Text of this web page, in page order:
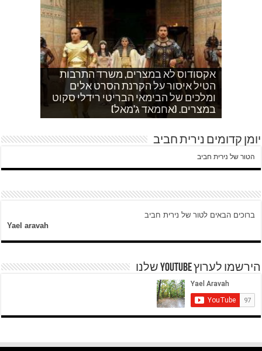
אקסודוס לא במצרים, משרד התרבות
הטיל איסור על הקרנת הסרט אלים
ומלכים של הבימאי הבריטי רידלי סקוט
במצרים. (אחמאד ג'מאל)
אחמד כותב על השאלה שעולה במצרים
לגבי הסכמי קמפ דויד
איך הפכתי לטרוריסט. עדות שסיפר לי
ח'אדר בבית לחם.
עוד בוקר בדרך לגן…סובחייה כותבת ד"ש
מהחיים בין המחסומים במזרח ירושלים
לאדם אני משתדלת לא לספר כלום
וכשיש ירי
אחהצ שקט באום לייסון, בשעות בין
ערביים צור באהר נשקפת פסטורלית
היום לא היו כאן עימותים.
יומן קדומים נירית חביב
הטור של נירית חביב
ברוכים הבאים לטור של נירית חביב
Yael aravah
הירשמו לערוץ YOUTUBE שלנו